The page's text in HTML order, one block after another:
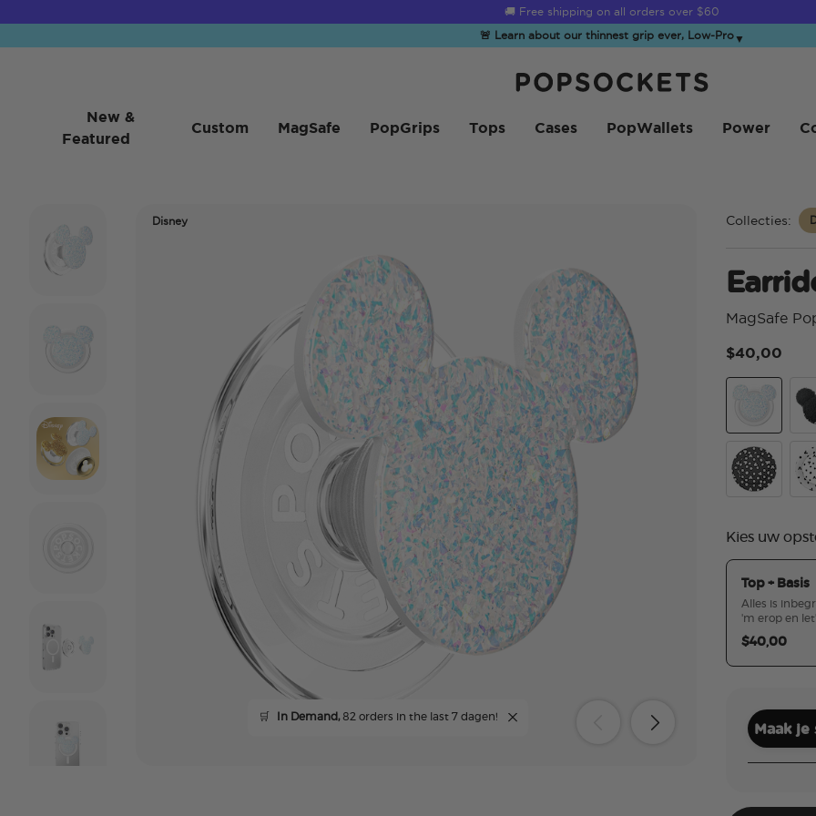
Summer Sendoff Sale is on 🚨 Up to 60% off
🚨 Learn about our thinnest grip ever, Low-Pro▼
New &
Featured
Custom MagSafe PopGrips Tops Cases PopWallets Power
Disney
🛒 In Demand,82 orders in the last 7 dagen!
Collecties:
MagSafe
$40,00
Kies uw
Top + Basis
Alles is
'm erop en
$40,00
Maak